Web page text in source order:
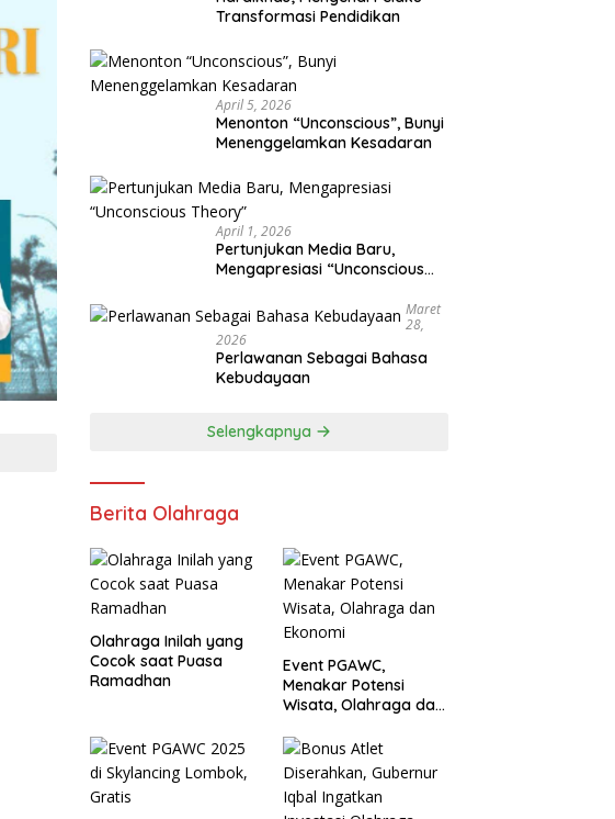
Transformasi Pendidikan
April 5, 2026
Menonton “Unconscious”, Bunyi
Menenggelamkan Kesadaran
April 1, 2026
Pertunjukan Media Baru,
Mengapresiasi “Unconscious
Maret
28,
2026
Perlawanan Sebagai Bahasa
Kebudayaan
Selengkapnya
Berita Olahraga
Olahraga Inilah yang
Cocok saat Puasa
Ramadhan
Event PGAWC,
Menakar Potensi
Wisata, Olahraga dan